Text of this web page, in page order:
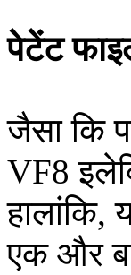
पेटेंट
जैसा कि
VF8
हालांकि,
एक और